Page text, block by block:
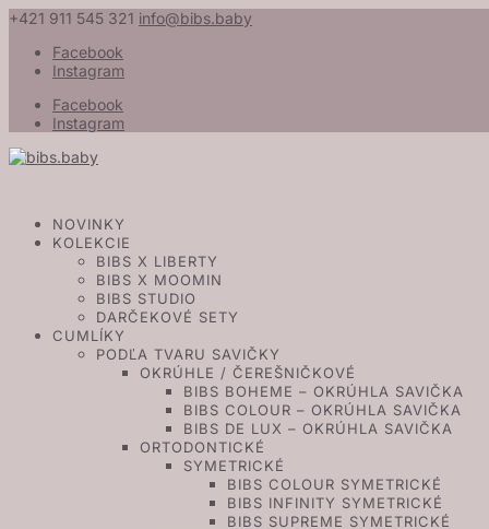
+421 911 545 321 info@bibs.baby
Facebook
Instagram
Facebook
Instagram
NOVINKY
KOLEKCIE
BIBS X LIBERTY
BIBS X MOOMIN
BIBS STUDIO
DARČEKOVÉ SETY
CUMLÍKY
PODĽA TVARU SAVIČKY
OKRÚHLE / ČEREŠNIČKOVÉ
BIBS BOHEME – OKRÚHLA SAVIČKA
BIBS COLOUR – OKRÚHLA SAVIČKA
BIBS DE LUX – OKRÚHLA SAVIČKA
ORTODONTICKÉ
SYMETRICKÉ
BIBS COLOUR SYMETRICKÉ
BIBS INFINITY SYMETRICKÉ
BIBS SUPREME SYMETRICKÉ